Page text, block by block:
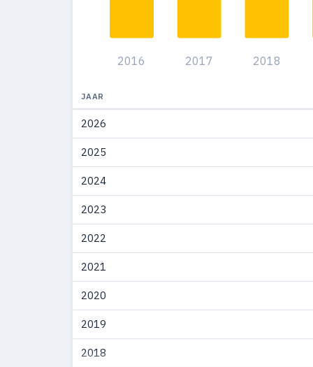
137
1969
2016 2017 2018
JAAR
2026
2025
2024
2023
2022
2021
2020
2019
2018